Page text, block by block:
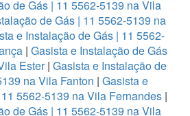
de Gás | 11 5562-5139 na Vila
de Gás | 11 5562-5139 na
e Instalação de Gás | 11 5562-
| Gasista e Instalação de Gás
Ester| Gasista e Instalação de
na Vila Fanton | Gasista e
5562-5139 na Vila Fernandes |
de Gás | 11 5562-5139 na Vila